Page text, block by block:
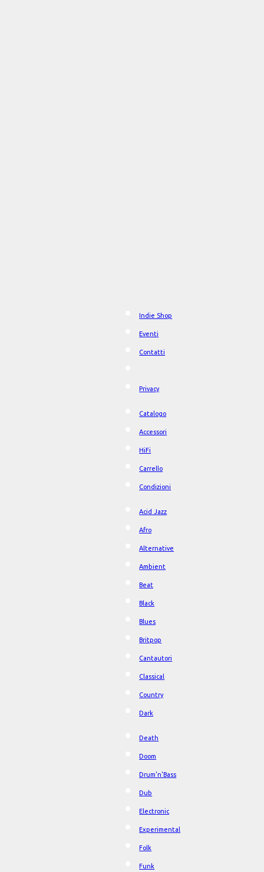
Indie Shop
Eventi
Contatti
Privacy
Catalogo
Accessori
HiFi
Carrello
Condizioni
Acid Jazz
Afro
Alternative
Ambient
Beat
Black
Blues
Britpop
Cantautori
Classical
Country
Dark
Death
Doom
Drum'n'Bass
Dub
Electronic
Experimental
Folk
Funk